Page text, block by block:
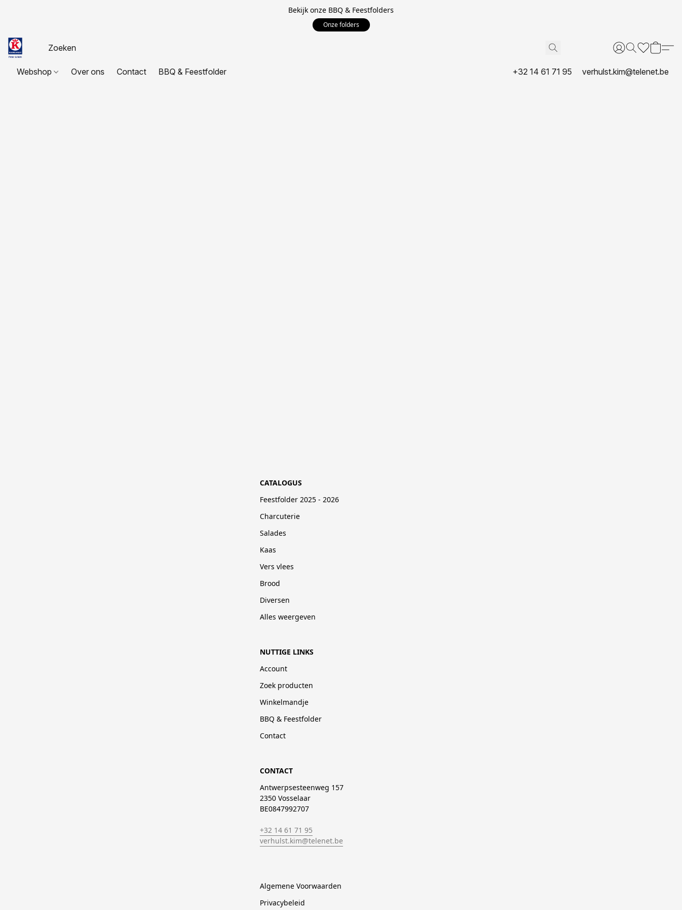
Bekijk onze BBQ & Feestfolders
Onze folders
Webshop Over ons Contact BBQ & Feestfolder +32 14 61 71 95 verhulst.kim@telenet.be
CATALOGUS
Feestfolder 2025 - 2026
Charcuterie
Salades
Kaas
Vers vlees
Brood
Diversen
Alles weergeven
NUTTIGE LINKS
Account
Zoek producten
Winkelmandje
BBQ & Feestfolder
Contact
CONTACT
Antwerpsesteenweg 157
2350 Vosselaar
BE0847992707
+32 14 61 71 95
verhulst.kim@telenet.be
Algemene Voorwaarden
Privacybeleid